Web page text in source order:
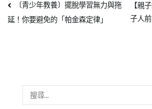
〔青少年教養〕擺脫學習無力與拖
延！你要避免的「帕金森定律」
【親
子人